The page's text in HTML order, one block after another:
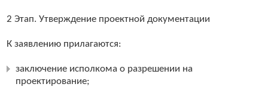
2 Этап. Утверждение проектной документации
К заявлению прилагаются:
заключение исполкома о разрешении на
проектирование;